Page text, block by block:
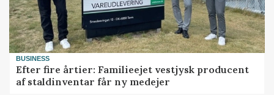
BUSINESS
Efter fire årtier: Familieejet vestjysk producent
af staldinventar får ny medejer